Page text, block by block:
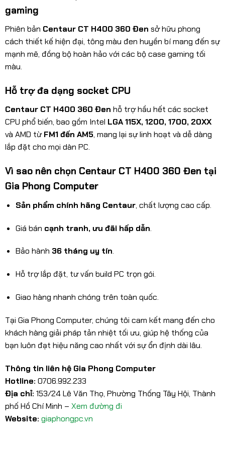
gaming
Phiên bản Centaur CT H400 360 Đen sở hữu phong
cách thiết kế hiện đại, tông màu đen huyền bí mang đến sự
mạnh mẽ, đồng bộ hoàn hảo với các bộ case gaming tối
màu.
Hỗ trợ đa dạng socket CPU
Centaur CT H400 360 Đen hỗ trợ hầu hết các socket
CPU phổ biến, bao gồm Intel LGA 115X, 1200, 1700, 20XX
và AMD từFM1 đến AM5, mang lại sự linh hoạt và dễ dàng
lắp đặt cho mọi dàn PC.
Vì sao nên chọn Centaur CT H400 360 Đen tại
Gia Phong Computer
Sản phẩm chính hãng Centaur, chất lượng cao cấp.
Giá bán cạnh tranh, ưu đãi hấp dẫn.
Bảo hành 36 tháng uy tín.
Hỗ trợ lắp đặt, tư vấn build PC trọn gói.
Giao hàng nhanh chóng trên toàn quốc.
Tại Gia Phong Computer, chúng tôi cam kết mang đến cho
khách hàng giải pháp tản nhiệt tối ưu, giúp hệ thống của
bạn luôn đạt hiệu năng cao nhất với sự ổn định dài lâu.
Thông tin liên hệ Gia Phong Computer
Hotline: 0706.992.233
Địa chỉ: 153/24 Lê Văn Thọ, Phường Thống Tây Hội, Thành
phố Hồ Chí Minh – Xem đường đi
Website: giaphongpc.vn